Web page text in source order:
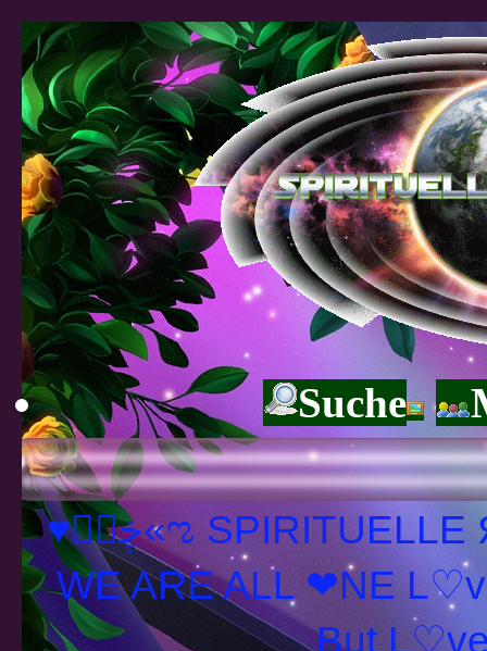
Suche
♥ڿڰۣ«ಌ SPIRITUELLE Я Ξ √ Ω L U T ↑ ☼ N - Forum -
WE ARE ALL ❤NE